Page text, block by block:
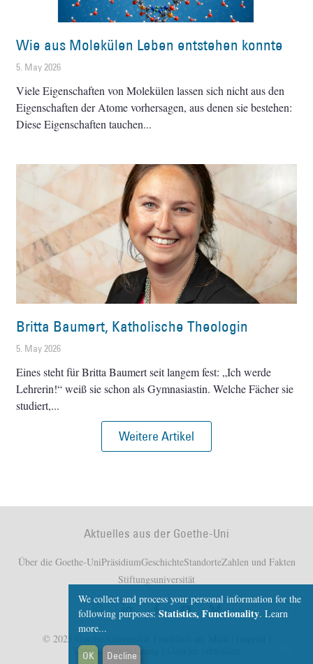
Wie aus Molekülen Leben entstehen konnte
5. May 2026
Viele Eigenschaften von Molekülen lassen sich nicht aus den
Eigenschaften der Atome vorhersagen, aus denen sie bestehen:
Diese Eigenschaften tauchen
Britta Baumert, Katholische Theologin
5. May 2026
Eines steht für Britta Baumert seit langem fest: „Ich werde
Lehrerin!“ weiß sie schon als Gymnasiastin. Welche Fächer sie
studiert,
Weitere Artikel
Aktuelles aus der Goethe-Uni
Über die Goethe-UniPräsidiumGeschichteStandorteZahlen und Fakten
Stiftungsuniversität
© 2025 Goethe-Universität Frankfurt am Main |
Datenschutzerklärung
We collect and process your personal information for the
following purposes: Statistics, Functionality. Learn
more...
OK Decline